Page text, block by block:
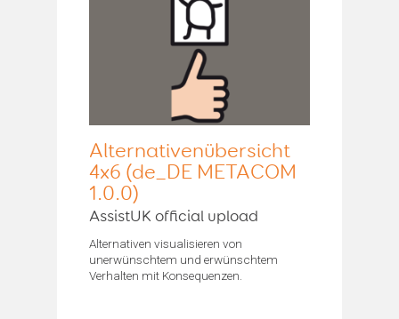
Alternativenübersicht
4x6 (de_DE METACOM
1.0.0)
AssistUK official upload
Alternativen visualisieren von
unerwünschtem und erwünschtem
Verhalten mit Konsequenzen.